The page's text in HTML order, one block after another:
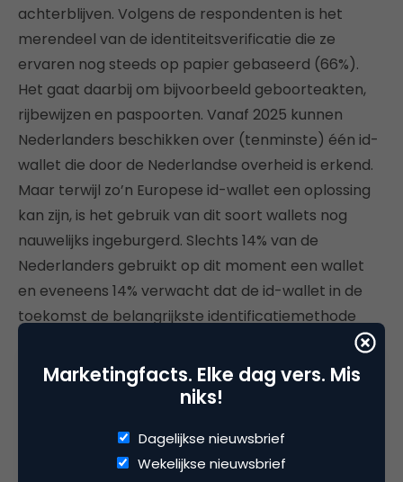
achterblijven. Volgens de respondenten is het
merendeel van de identiteitsverificatie die ze
ervaren nog steeds op papier gebaseerd (66%).
Het gaat daarbij om bijvoorbeeld geboorteakten,
rijbewijzen en paspoorten. Vanaf 2025 kunnen
Nederlanders beschikken over (tenminste) één id-
wallet die door de Nederlandse overheid is erkend.
Maar terwijl zo’n Europese id-wallet een oplossing
kan zijn, is het gebruik van dit soort wallets nog
nauwelijks ingeburgerd. Slechts 14% van de
Nederlanders gebruikt op dit moment een wallet
en eveneens 14% verwacht dat de id-wallet in de
toekomst de belangrijkste identificatiemethode
Deel dit artikel
Marketingfacts. Elke dag vers. Mis
niks!
Dagelijkse nieuwsbrief
Wekelijkse nieuwsbrief